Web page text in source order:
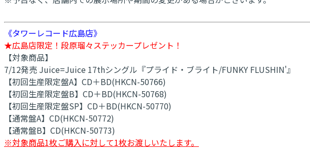
《タワーレコード広島店》
★広島店限定！段原瑠々ステッカープレゼント！
【対象商品】
7/12発売 Juice=Juice 17thシングル『プライド・ブライト/FUNKY FLUSHIN'』
【初回生産限定盤A】CD＋BD(HKCN-50766)
【初回生産限定盤B】CD＋BD(HKCN-50768)
【初回生産限定盤SP】CD＋BD(HKCN-50770)
【通常盤A】CD(HKCN-50772)
【通常盤B】CD(HKCN-50773)
※対象商品1枚ご購入に対して1枚お渡しいたします。